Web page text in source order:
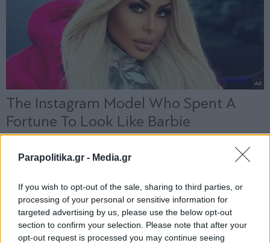
Parapolitika.gr - Media.gr
If you wish to opt-out of the sale, sharing to third parties, or
processing of your personal or sensitive information for
targeted advertising by us, please use the below opt-out
section to confirm your selection. Please note that after your
opt-out request is processed you may continue seeing